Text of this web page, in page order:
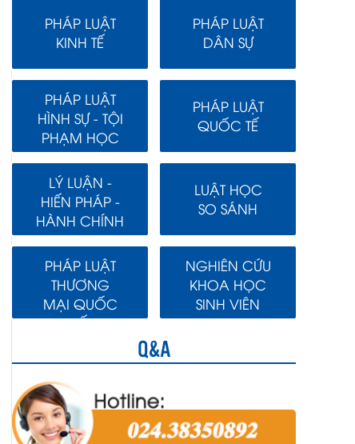
PHÁP LUẬT
KINH TẾ
PHÁP LUẬT
DÂN SỰ
PHÁP LUẬT
HÌNH SỰ - TỘI
PHẠM HỌC
PHÁP LUẬT
QUỐC TẾ
LÝ LUẬN -
HIẾN PHÁP -
HÀNH CHÍNH
LUẬT HỌC
SO SÁNH
PHÁP LUẬT
THƯƠNG
MẠI QUỐC
TẾ
NGHIÊN CỨU
KHOA HỌC
SINH VIÊN
Q&A